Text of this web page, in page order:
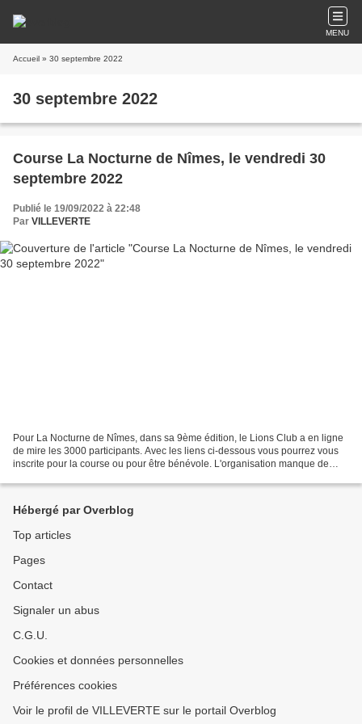
MENU
Accueil » 30 septembre 2022
30 septembre 2022
Course La Nocturne de Nîmes, le vendredi 30
septembre 2022
Publié le 19/09/2022 à 22:48
Par VILLEVERTE
Pour La Nocturne de Nîmes, dans sa 9ème édition, le Lions Club a en ligne
de mire les 3000 participants. Avec les liens ci-dessous vous pourrez vous
inscrite pour la course ou pour être bénévole. L'organisation manque de
Hébergé par Overblog
Top articles
Pages
Contact
Signaler un abus
C.G.U.
Cookies et données personnelles
Préférences cookies
Voir le profil de VILLEVERTE sur le portail Overblog